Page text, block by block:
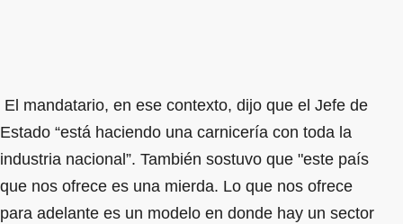
El mandatario, en ese contexto, dijo que el Jefe de
Estado “está haciendo una carnicería con toda la
industria nacional”. También sostuvo que "este país
que nos ofrece es una mierda. Lo que nos ofrece
para adelante es un modelo en donde hay un sector